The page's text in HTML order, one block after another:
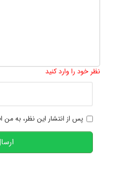
نظر خود را وارد کنید
پس از انتشار این نظر، به من